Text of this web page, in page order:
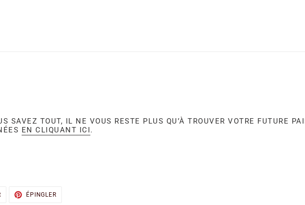
SAVEZ TOUT, IL NE VOUS RESTE PLUS QU’À TROUVER VOTRE FUTURE
EN CLIQUANT ICI.
TWEETERÉPINGLER